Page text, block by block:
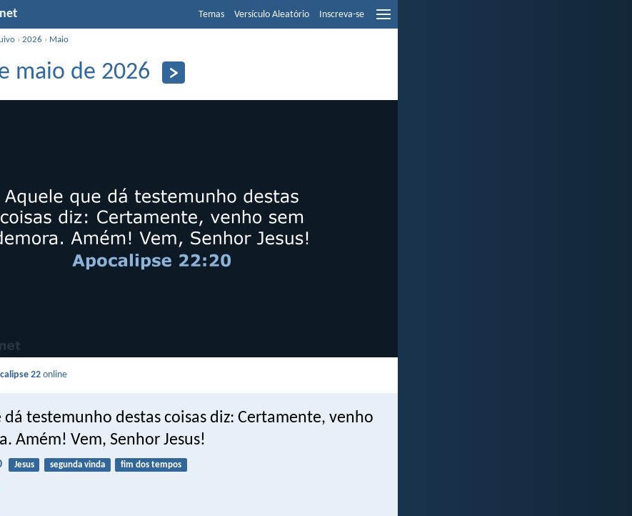
Temas Versículo Aleatório Inscreva-se
›2026 › Maio
maio de 2026
22 online
testemunho destas coisas diz: Certamente, venho
Amém! Vem, Senhor Jesus!
Jesus segunda vinda fim dos tempos